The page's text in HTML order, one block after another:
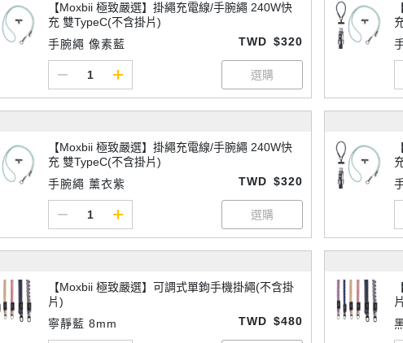
【Moxbii 極致嚴選】掛繩充電線/手腕繩 240W快
充 雙TypeC(不含掛片)
手腕繩 像素藍
TWD $320
【Moxbii 極致嚴選】掛繩充電線/手腕繩 240W快
充 雙TypeC(不含掛片)
手腕繩 薰衣紫
TWD $320
【Moxbii 極致嚴選】可調式單鉤手機掛繩(不含掛
片)
寧靜藍 8mm
TWD $480